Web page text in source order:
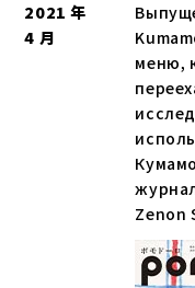
2021 年
4 月
меню,
Zenon